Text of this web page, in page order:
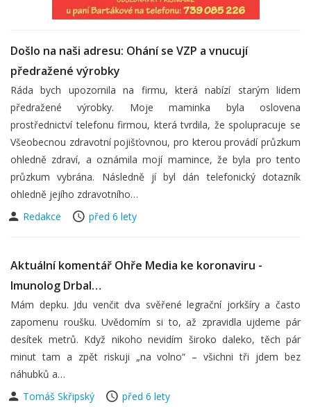
Došlo na naši adresu: Ohání se VZP a vnucují
předražené výrobky
Ráda bych upozornila na firmu, která nabízí starým lidem
předražené výrobky. Moje maminka byla oslovena
prostřednictví telefonu firmou, která tvrdila, že spolupracuje se
Všeobecnou zdravotní pojišťovnou, pro kterou provádí průzkum
ohledně zdraví, a oznámila mojí mamince, že byla pro tento
průzkum vybrána. Následně jí byl dán telefonický dotazník
ohledně jejího zdravotního…
Redakce
před 6 lety
Aktuální komentář Ohře Media ke koronaviru -
Imunolog Drbal…
Mám depku. Jdu venčit dva svěřené legrační jorkšíry a často
zapomenu roušku. Uvědomím si to, až zpravidla ujdeme pár
desítek metrů. Když nikoho nevidím široko daleko, těch pár
minut tam a zpět riskuji „na volno“ – všichni tři jdem bez
náhubků a…
Tomáš Skřipský
před 6 lety